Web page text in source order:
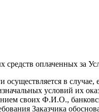
оплаченных за
в случае,
условий их
своих Ф.И.О.,
Заказчика